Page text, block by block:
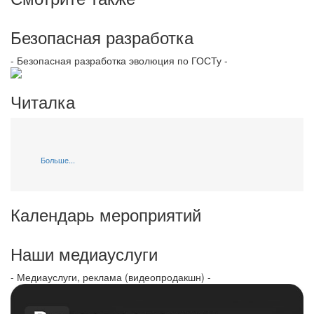
Безопасная разработка
- Безопасная разработка эволюция по ГОСТу -
Читалка
Больше...
Календарь мероприятий
Наши медиауслуги
- Медиауслуги, реклама (видеопродакшн) -